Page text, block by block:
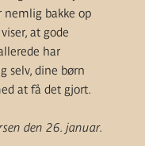
nemlig bakke op
at gode
har
selv, dine børn
at få det gjort.
den 26. januar.